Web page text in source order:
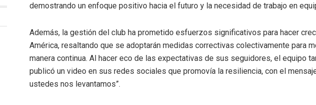
demostrando un enfoque positivo hacia el futuro y la necesidad de trabajo en
Además, la gestión del club ha prometido esfuerzos significativos para hacer
América, resaltando que se adoptarán medidas correctivas colectivamente para
manera continua. Al hacer eco de las expectativas de sus seguidores, el equipo
publicó un video en sus redes sociales que promovía la resiliencia, con el
ustedes nos levantamos”.